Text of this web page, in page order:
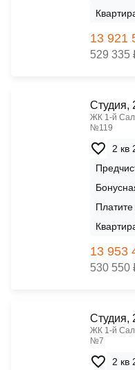
13 921
529 335
Cтудия,
ЖК 1‑й
№119
2 кв
Платите
13 953
530 550
Cтудия,
ЖК 1‑й
№7
2 кв